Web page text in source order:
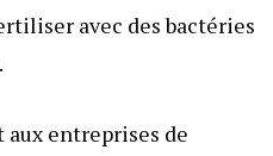
avec des bactéries
aux entreprises de